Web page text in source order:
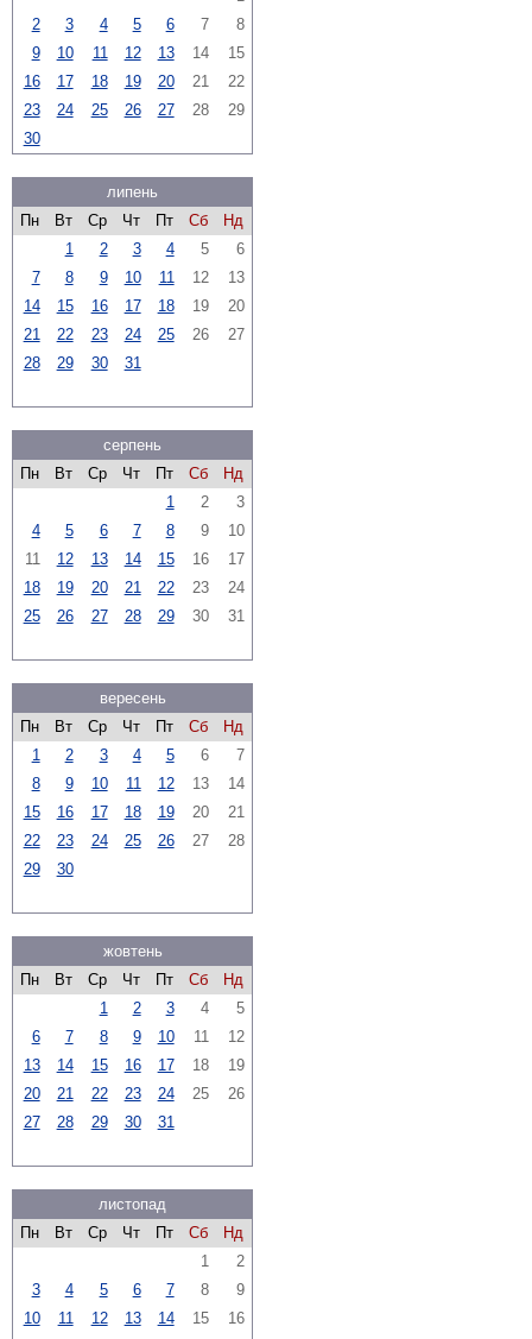
2
3 4 5 6 7
8
9
10 11 12 13 14
15
16
17 18 19 20 21
22
23
24 25 26 27 28
29
30
липень
Пн
Вт Ср Чт Пт Сб
Нд
1
2 3 4 5
6
7
8 9 10 11 12
13
14
15 16 17 18 19
20
21
22 23 24 25 26
27
28
29 30 31
серпень
Пн
Вт Ср Чт Пт Сб
Нд
1
2
3
4
5 6 7 8 9
10
11
12 13 14 15 16
17
18
19 20 21 22 23
24
25
26 27 28 29 30 31
вересень
Пн
Вт Ср Чт Пт Сб
Нд
1
2 3 4 5 6
7
8
9 10 11 12 13
14
15
16 17 18 19 20
21
22
23 24 25 26 27
28
29
30
жовтень
Пн
Вт Ср Чт Пт Сб
Нд
1
2 3 4
5
6
7 8 9 10 11
12
13
14 15 16 17 18
19
20
21 22 23 24 25
26
27
28 29 30 31
листопад
Пн
Вт Ср Чт Пт Сб
Нд
1
2
3
4 5 6 7 8
9
10
11 12 13 14 15
16